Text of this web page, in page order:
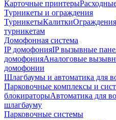
Карточные принтеры
Турникеты и ограждения
ТурникетыКалиткиОграждения
турникетам
Домофонная система
IP домофонияIP вызывные
домофонияАналоговые
домофонии
Шлагбаумы и автоматика для
Парковочные комплексы и
блокираторыАвтоматика для
шлагбауму
Парковочные системы